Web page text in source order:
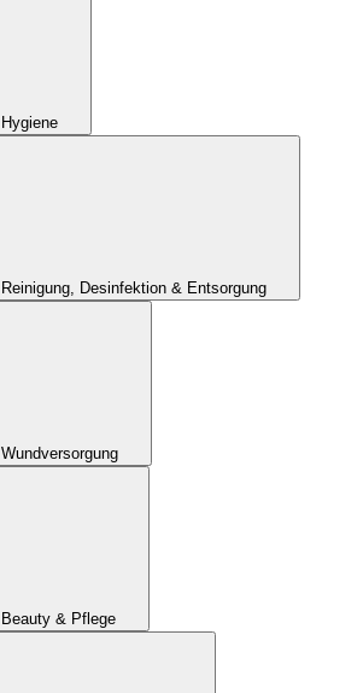
Hygiene
Reinigung, Desinfektion & Entsorgung
Wundversorgung
Beauty & Pflege